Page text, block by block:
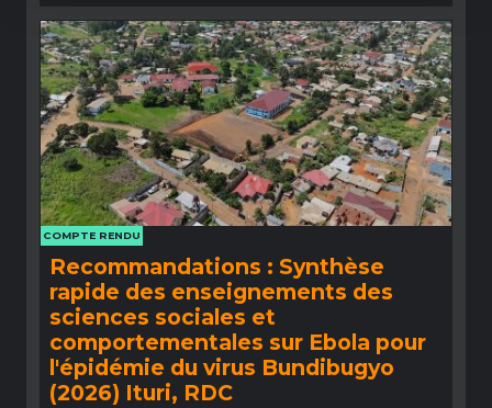
COMPTE RENDU
Recommandations : Synthèse
rapide des enseignements des
sciences sociales et
comportementales sur Ebola pour
l'épidémie du virus Bundibugyo
(2026) Ituri, RDC